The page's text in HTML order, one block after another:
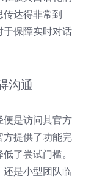
达得非常到
保障实时对话
沟通
是访问其官方
方提供了功能完
了尝试门槛。
是小型团队临